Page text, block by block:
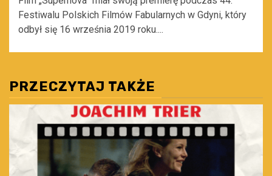
Festiwalu Polskich Filmów Fabularnych w Gdyni, który
odbył się 16 września 2019 roku....
PRZECZYTAJ TAKŻE